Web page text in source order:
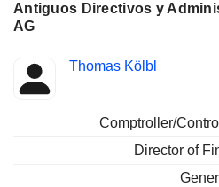
Antiguos Directivos y
AG
Insider
Funciones
Thomas Kölbl
Comptroller/
Director of